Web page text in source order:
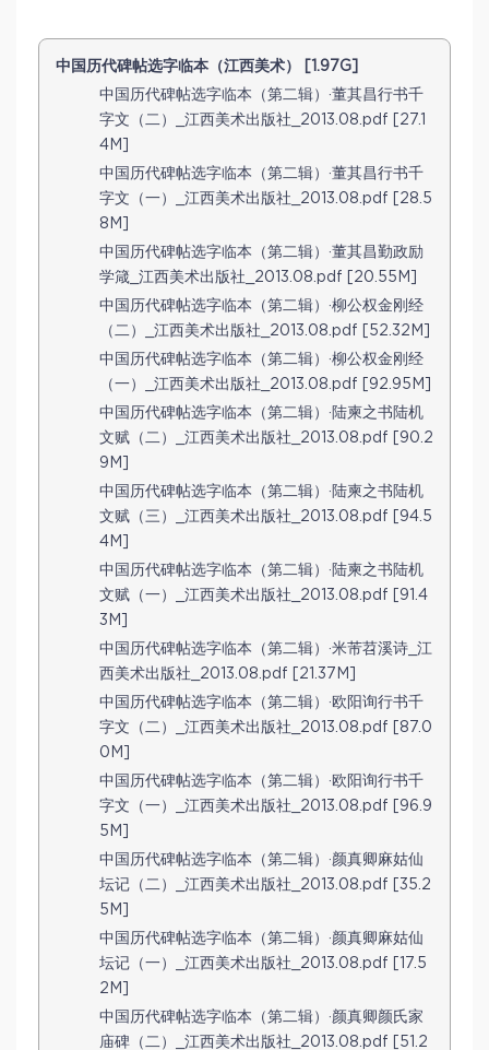
中国历代碑帖选字临本（江西美术） [1.97G]
中国历代碑帖选字临本（第二辑）·董其昌行书千
字文（二）_江西美术出版社_2013.08.pdf [27.1
4M]
中国历代碑帖选字临本（第二辑）·董其昌行书千
字文（一）_江西美术出版社_2013.08.pdf [28.5
8M]
中国历代碑帖选字临本（第二辑）·董其昌勤政励
学箴_江西美术出版社_2013.08.pdf [20.55M]
中国历代碑帖选字临本（第二辑）·柳公权金刚经
（二）_江西美术出版社_2013.08.pdf [52.32M]
中国历代碑帖选字临本（第二辑）·柳公权金刚经
（一）_江西美术出版社_2013.08.pdf [92.95M]
中国历代碑帖选字临本（第二辑）·陆柬之书陆机
文赋（二）_江西美术出版社_2013.08.pdf [90.2
9M]
中国历代碑帖选字临本（第二辑）·陆柬之书陆机
文赋（三）_江西美术出版社_2013.08.pdf [94.5
4M]
中国历代碑帖选字临本（第二辑）·陆柬之书陆机
文赋（一）_江西美术出版社_2013.08.pdf [91.4
3M]
中国历代碑帖选字临本（第二辑）·米芾苕溪诗_江
西美术出版社_2013.08.pdf [21.37M]
中国历代碑帖选字临本（第二辑）·欧阳询行书千
字文（二）_江西美术出版社_2013.08.pdf [87.0
0M]
中国历代碑帖选字临本（第二辑）·欧阳询行书千
字文（一）_江西美术出版社_2013.08.pdf [96.9
5M]
中国历代碑帖选字临本（第二辑）·颜真卿麻姑仙
坛记（二）_江西美术出版社_2013.08.pdf [35.2
5M]
中国历代碑帖选字临本（第二辑）·颜真卿麻姑仙
坛记（一）_江西美术出版社_2013.08.pdf [17.5
2M]
中国历代碑帖选字临本（第二辑）·颜真卿颜氏家
庙碑（二）_江西美术出版社_2013.08.pdf [51.2